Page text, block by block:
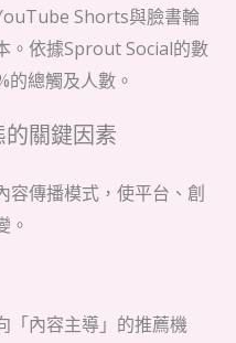
Shorts與臉書輪
。依據Sprout Social的數
總觸及人數。
關鍵因素
容傳播模式，使平台、創
。
「內容主導」的推薦機